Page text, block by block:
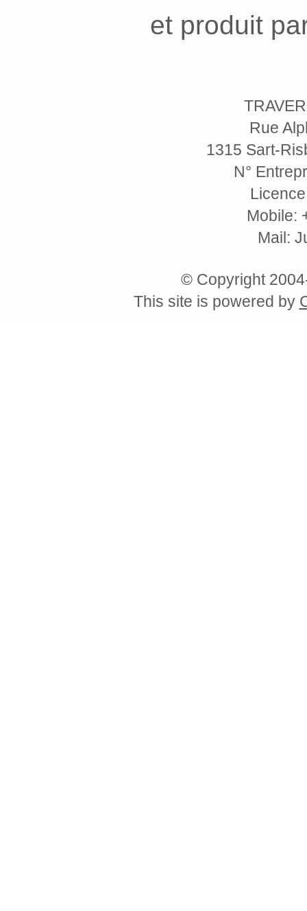
et produit
Rue
1315 Sart-
N°
Mobile:
Mail:
© Copyright
This site is powered by